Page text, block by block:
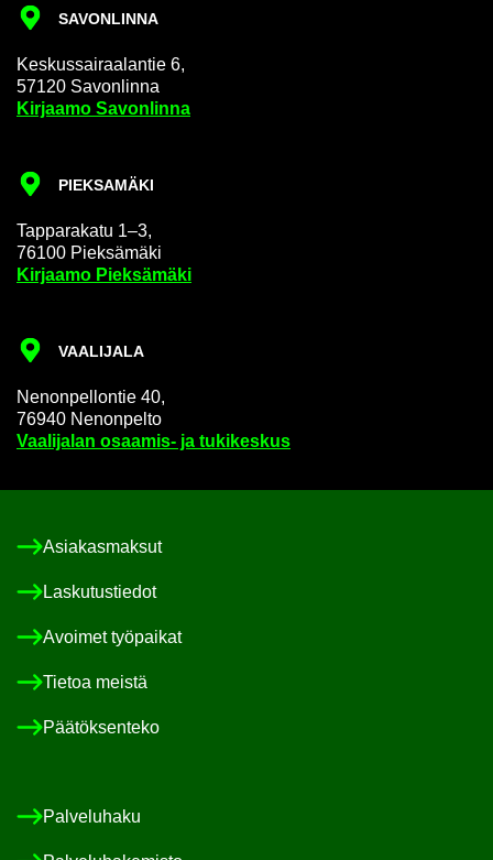
SA­VON­LIN­NA
Kes­kus­sai­raa­lan­tie 6,
57120 Sa­von­lin­na
Kir­jaa­mo Sa­von­lin­na
PIEK­SA­MÄ­KI
Tap­pa­ra­ka­tu 1–3,
76100 Piek­sä­mä­ki
Kir­jaa­mo Piek­sä­mä­ki
VAA­LI­JA­LA
Ne­non­pel­lon­tie 40,
76940 Ne­non­pel­to
Vaa­li­ja­lan osaamis-​ ja tu­ki­kes­kus
Asia­kas­mak­sut
Las­ku­tus­tie­dot
Avoi­met työ­pai­kat
Tie­toa meis­tä
Pää­tök­sen­te­ko
Pal­ve­lu­ha­ku